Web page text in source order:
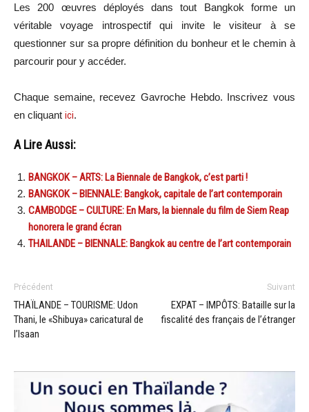
Les 200 œuvres déployés dans tout Bangkok forme un
véritable voyage introspectif qui invite le visiteur à se
questionner sur sa propre définition du bonheur et le chemin à
parcourir pour y accéder.
Chaque semaine, recevez Gavroche Hebdo. Inscrivez vous
en cliquant ici.
A Lire Aussi:
BANGKOK – ARTS: La Biennale de Bangkok, c’est parti !
BANGKOK – BIENNALE: Bangkok, capitale de l’art contemporain
CAMBODGE – CULTURE: En Mars, la biennale du film de Siem Reap
honorera le grand écran
THAILANDE – BIENNALE: Bangkok au centre de l’art contemporain
Précédent
THAÏLANDE – TOURISME: Udon
Thani, le «Shibuya» caricatural de
l’Isaan
Suivant
EXPAT – IMPÔTS: Bataille sur la
fiscalité des français de l’étranger